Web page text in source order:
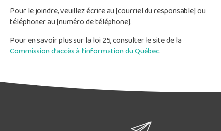
Pour le joindre, veuillez écrire au [courriel du responsable] ou
téléphoner au [numéro de téléphone].
Pour en savoir plus sur la loi 25, consulter le site de la
Commission d’accès à l’information du Québec.